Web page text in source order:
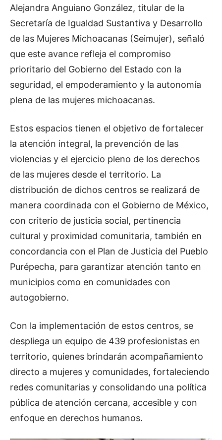
Alejandra Anguiano González, titular de la
Secretaría de Igualdad Sustantiva y Desarrollo
de las Mujeres Michoacanas (Seimujer), señaló
que este avance refleja el compromiso
prioritario del Gobierno del Estado con la
seguridad, el empoderamiento y la autonomía
plena de las mujeres michoacanas.
Estos espacios tienen el objetivo de fortalecer
la atención integral, la prevención de las
violencias y el ejercicio pleno de los derechos
de las mujeres desde el territorio. La
distribución de dichos centros se realizará de
manera coordinada con el Gobierno de México,
con criterio de justicia social, pertinencia
cultural y proximidad comunitaria, también en
concordancia con el Plan de Justicia del Pueblo
Purépecha, para garantizar atención tanto en
municipios como en comunidades con
autogobierno.
Con la implementación de estos centros, se
despliega un equipo de 439 profesionistas en
territorio, quienes brindarán acompañamiento
directo a mujeres y comunidades, fortaleciendo
redes comunitarias y consolidando una política
pública de atención cercana, accesible y con
enfoque en derechos humanos.